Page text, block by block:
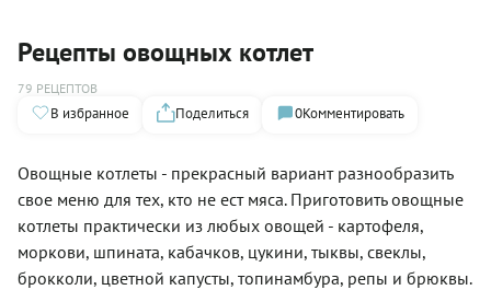
Рецепты овощных котлет
79 РЕЦЕПТОВ
В избранное Поделиться 0Комментировать
Овощные котлеты - прекрасный вариант разнообразить
свое меню для тех, кто не ест мяса. Приготовить овощные
котлеты практически из любых овощей - картофеля,
моркови, шпината, кабачков, цукини, тыквы, свеклы,
брокколи, цветной капусты, топинамбура, репы и брюквы.